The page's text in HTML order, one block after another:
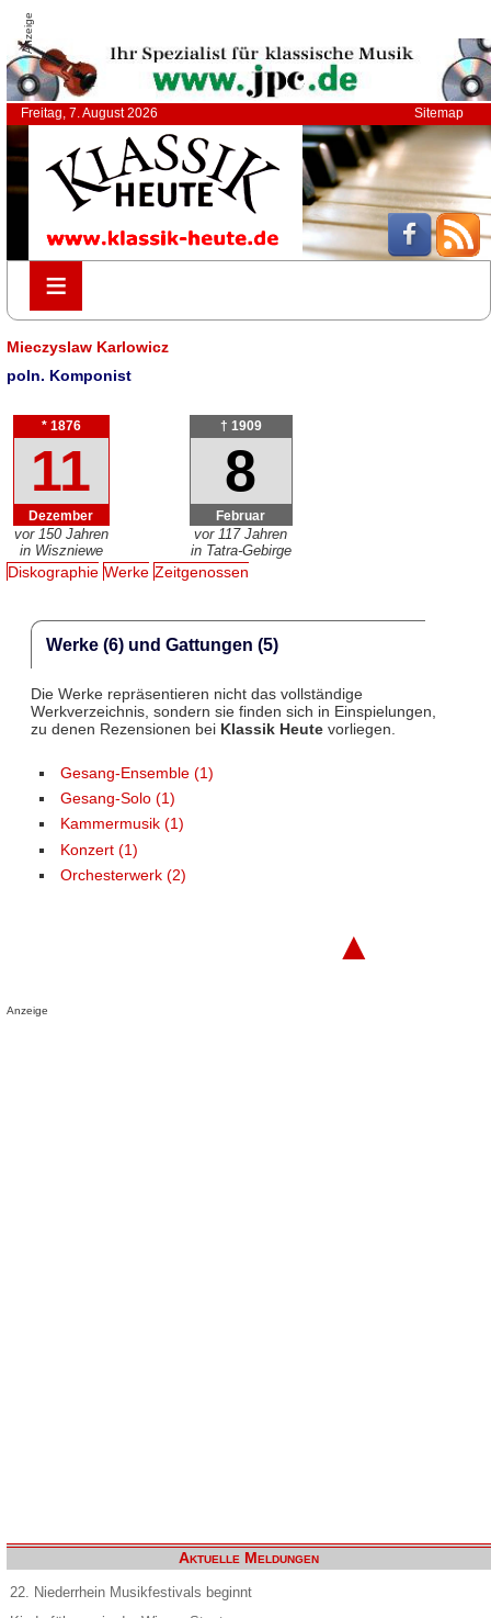
Anzeige
Freitag, 7. August 2026 Sitemap
≡
≡
Mieczyslaw Karlowicz
poln. Komponist
* 1876
11
Dezember
vor 150 Jahren
in Wiszniewe
† 1909
8
Februar
vor 117 Jahren
in Tatra-Gebirge
Diskographie Werke Zeitgenossen
Werke (6) und Gattungen (5)
Die Werke repräsentieren nicht das vollständige
Werkverzeichnis, sondern sie finden sich in Einspielungen,
zu denen Rezensionen bei Klassik Heutevorliegen.
Gesang-Ensemble (1)
Gesang-Solo (1)
Kammermusik (1)
Konzert (1)
Orchesterwerk (2)
▲
Anzeige
Aktuelle Meldungen
22. Niederrhein Musikfestivals beginnt